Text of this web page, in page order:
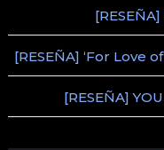
[RESEÑA] ‘For Love
[RESEÑA]